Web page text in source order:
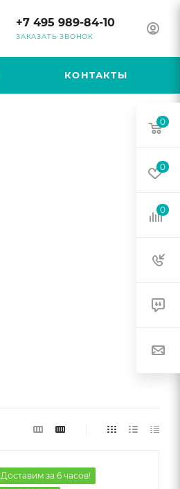
+7 495 989-84-10
ЗАКАЗАТЬ ЗВОНОК
КОНТАКТЫ
Доставим за 6 часов!
0
0
0